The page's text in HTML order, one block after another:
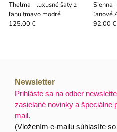
Thelma - luxusné šaty z
ľanu tmavo modré
125.00 €
Sienna
ľanové
92.00 €
Newsletter
Prihláste sa na odber
zasielané novinky a špeciálne
mail.
(Vložením e-mailu súhlasíte